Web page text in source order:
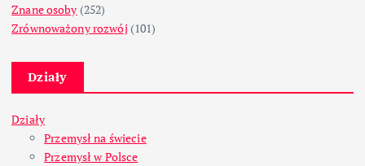
Znane osoby (252)
Zrównoważony rozwój (101)
Działy
Działy
Przemysł na świecie
Przemysł w Polsce